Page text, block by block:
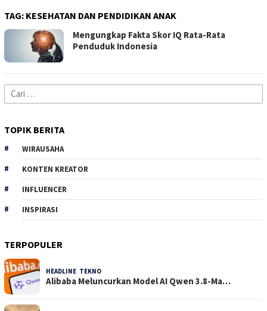
TAG: KESEHATAN DAN PENDIDIKAN ANAK
Mengungkap Fakta Skor IQ Rata-Rata
Penduduk Indonesia
Cari
untuk:
TOPIK BERITA
WIRAUSAHA
KONTEN KREATOR
INFLUENCER
INSPIRASI
TERPOPULER
HEADLINE TEKNO
Alibaba Meluncurkan Model AI Qwen 3.8-Ma…